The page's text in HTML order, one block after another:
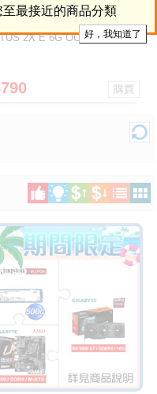
微星 PRO H610M-S D4
主機板+微星 RTX 3050
2X E 6G OC 顯示卡
最接近的商品分類